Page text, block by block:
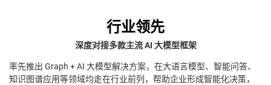
行业领先
深度对接多款主流 AI 大模型框架
率先推出 Graph + AI 大模型解决方案，在大语言模型、智能问答、
知识图谱应用等领域均走在行业前列，帮助企业形成智能化决策，